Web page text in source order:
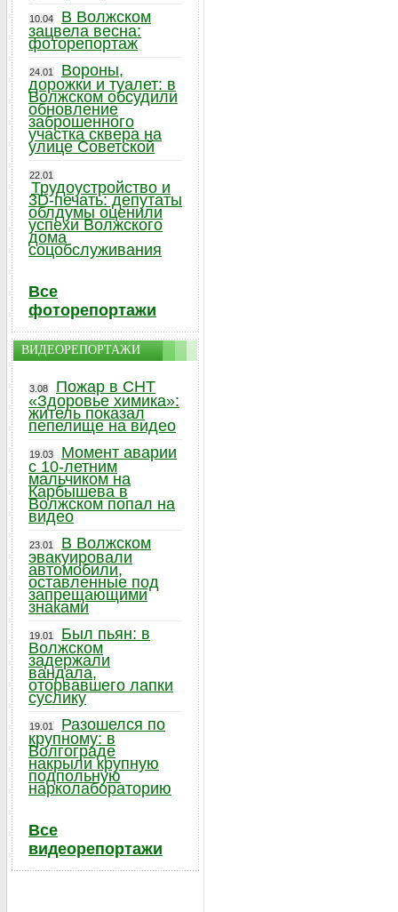
10.04
В Волжском
зацвела весна:
фоторепортаж
24.01
Вороны,
дорожки и туалет: в
Волжском обсудили
обновление
заброшенного
участка сквера на
улице Советской
22.01
Трудоустройство и
3D-печать: депутаты
облдумы оценили
успехи Волжского
дома
соцобслуживания
Все
фоторепортажи
ВИДЕОРЕПОРТАЖИ
3.08
Пожар в СНТ
«Здоровье химика»:
житель показал
пепелище на видео
19.03
Момент аварии
с 10-летним
мальчиком на
Карбышева в
Волжском попал на
видео
23.01
В Волжском
эвакуировали
автомобили,
оставленные под
запрещающими
знаками
19.01
Был пьян: в
Волжском
задержали
вандала,
оторвавшего лапки
суслику
19.01
Разошелся по
крупному: в
Волгограде
накрыли крупную
подпольную
нарколабораторию
Все
видеорепортажи